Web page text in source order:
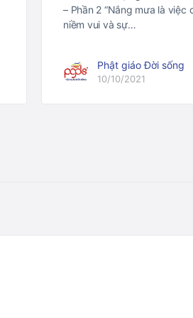
– Phần 2 “Nắng mưa là việc
niềm vui và sự…
Phật giáo Đời sống
10/10/2021